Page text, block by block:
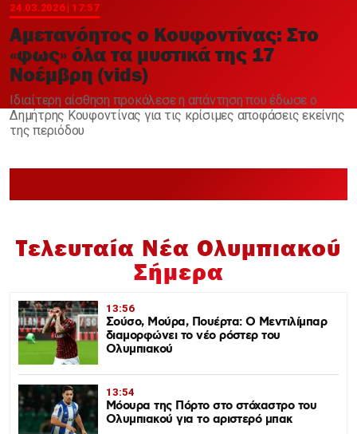
24.03.2026 | 17:57
Αμετανόητος ο Κουφοντίνας: Στο
«φως» όλα τα μυστικά της 17
Νοέμβρη (vids)
Ιδιαίτερη αίσθηση προκάλεσε η απάντηση που έδωσε ο
Δημήτρης Κουφοντίνας για τις κρίσιμες αποφάσεις εκείνης
της περιόδου
Τελευταία Νέα Ολυμπιακού
Σήμερα
13:56
Σούσο, Μούρα, Πουέρτα: Ο Μεντιλίμπαρ
διαμορφώνει το νέο ρόστερ του
Ολυμπιακού
13:54
Μόουρα της Πόρτο στο στόχαστρο του
Ολυμπιακού για το αριστερό μπακ
Χαντμπολ